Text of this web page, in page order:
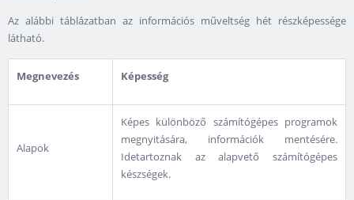
Az alábbi táblázatban az információs műveltség hét részképessége
látható.
Megnevezés Képesség
Alapok
Képes különböző számítógépes programok
megnyitására, információk mentésére.
Idetartoznak az alapvető számítógépes
készségek.